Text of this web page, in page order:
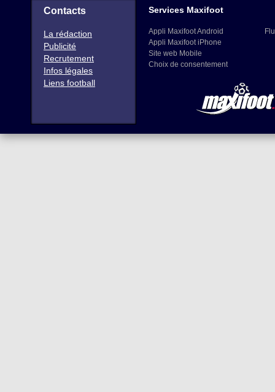
Contacts
La rédaction
Publicité
Recrutement
Infos légales
Liens football
Services Maxifoot
Appli Maxifoot Android
Appli Maxifoot iPhone
Site web Mobile
Choix de consentement